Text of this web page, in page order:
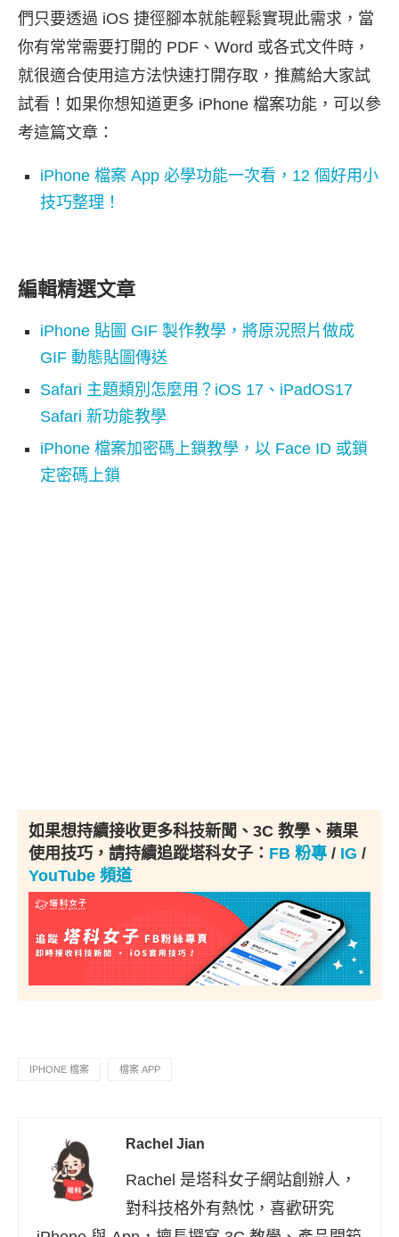
們只要透過 iOS 捷徑腳本就能輕鬆實現此需求，當
你有常常需要打開的 PDF、Word 或各式文件時，
就很適合使用這方法快速打開存取，推薦給大家試
試看！如果你想知道更多 iPhone 檔案功能，可以參
考這篇文章：
iPhone 檔案 App 必學功能一次看，12 個好用小
技巧整理！
編輯精選文章
iPhone 貼圖 GIF 製作教學，將原況照片做成
GIF 動態貼圖傳送
Safari 主題類別怎麼用？iOS 17、iPadOS17
Safari 新功能教學
iPhone 檔案加密碼上鎖教學，以 Face ID 或鎖
定密碼上鎖
如果想持續接收更多科技新聞、3C 教學、蘋果
使用技巧，請持續追蹤塔科女子： FB 粉專 / IG /
YouTube 頻道
IPHONE 檔案 檔案 APP
Rachel Jian
Rachel 是塔科女子網站創辦人，
對科技格外有熱忱，喜歡研究